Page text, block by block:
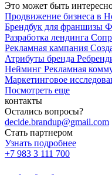
Это может быть
Продвижение бизнеса в
Брендбук для франшизы
Разработка лендинга
Рекламная кампания
Атрибуты бренда
Нейминг Рекламная
Маркетинговое
Посмотреть еще
контакты
Остались вопросы?
decide.brandup@gmail.com
Стать партнером
Узнать подробнее
+7 983 3 111 700